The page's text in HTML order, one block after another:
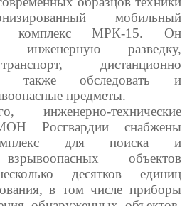
мобильный
комплекс МРК-15. Он
инженерную разведку,
дистанционно
также обследовать и
предметы.
инженерно-технические
Росгвардии снабжены
для поиска и
объектов
десятков единиц
в том числе приборы